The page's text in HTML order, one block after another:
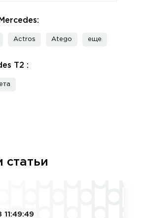
Actros Atego еще
T2 :
статьи
11:49:49